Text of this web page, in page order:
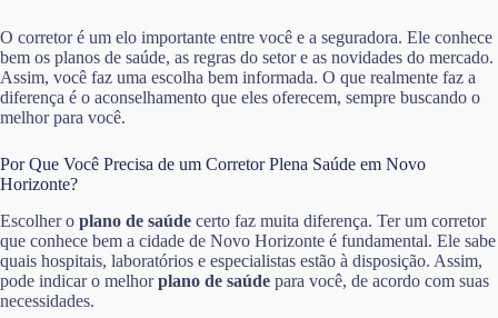
O corretor é um elo importante entre você e a seguradora. Ele conhece
bem os planos de saúde, as regras do setor e as novidades do mercado.
Assim, você faz uma escolha bem informada. O que realmente faz a
diferença é o aconselhamento que eles oferecem, sempre buscando o
melhor para você.
Por Que Você Precisa de um Corretor Plena Saúde em Novo
Horizonte?
Escolher o plano de saúde certo faz muita diferença. Ter um corretor
que conhece bem a cidade de Novo Horizonte é fundamental. Ele sabe
quais hospitais, laboratórios e especialistas estão à disposição. Assim,
pode indicar o melhorplano de saúde para você, de acordo com suas
necessidades.